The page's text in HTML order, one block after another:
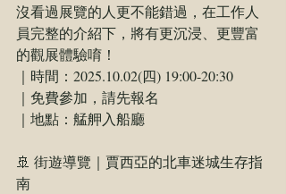
沒看過展覽的人更不能錯過，在工作人
員完整的介紹下，將有更沉浸、更豐富
的觀展體驗唷！
｜時間：2025.10.02(四) 19:00-20:30
｜免費參加，請先報名
｜地點：艋舺入船廳
🚢 街遊導覽｜賈西亞的北車迷城生存指
南